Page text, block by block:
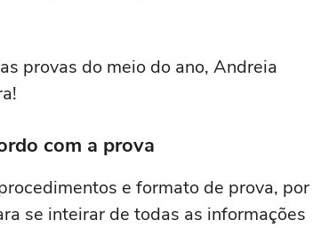
provas do meio do ano, Andreia
com a prova
e formato de prova, por
se inteirar de todas as informações